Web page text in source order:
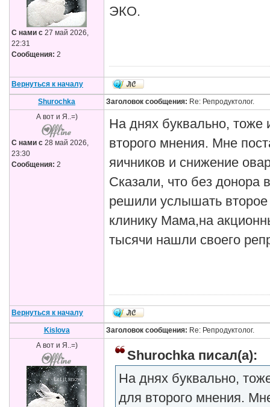
С нами с 27 май 2026,
22:31
Сообщения: 2
ЭКО.
Вернуться к началу
Shurochka Заголовок сообщения: Re: Репродуктолог.
А вот и Я..=)
С нами с 28 май 2026,
23:30
Сообщения: 2
На днях буквально, тоже
второго мнения. Мне
яичников и снижение
Сказали, что без
решили услышать
клинику Мама,на
тысячи нашли своего
Вернуться к началу
Kislova Заголовок сообщения: Re: Репродуктолог.
А вот и Я..=)
Shurochka писал(а):
На днях буквально,
для второго мнения.